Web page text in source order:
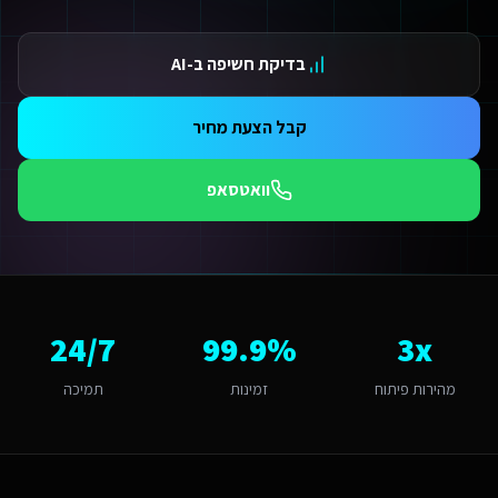
קידום ב-ChatGPT — שירות קידום ב-ChatGPT מתקדם
נתונים ומספרים
99.9% זמינות
שאלות נפוצות על
פיתוח אפליקציות
מה האתגר הדיגיטלי המרכזי של שירותים דיגיטליים לחברות השמת עובדים
האתגר המרכזי בבני ברק הוא "התאמה תרבותית ושיווקית". פיתוח
למה חשוב שפיתוח אפליקציות יותאם לבני ברק?
בדיקת חשיפה ב-AI
קבל הצעת מחיר
וואטסאפ
3x
מהירות פיתוח
99.9%
זמינות
24/7
תמיכה